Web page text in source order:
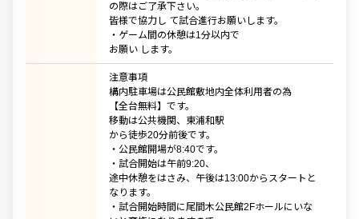
の際はご了承下さい。
皆様で協力し て試合進行お願いします。
・ゲーム間の休憩は1分以内で
お願い します。
注意事項
構内駐車場は公民館敷地内全体利用者の為
【全台無料】です。
移動は公共機関、東浦和駅
から徒歩20分前後です。
・公民館開場が8:40です。
・試合開始は午前9:20、
途中休憩をはさみ、午後は13:00からスタートと
なります。
・試合開始時間に尾間木公民館2Fホールにいな